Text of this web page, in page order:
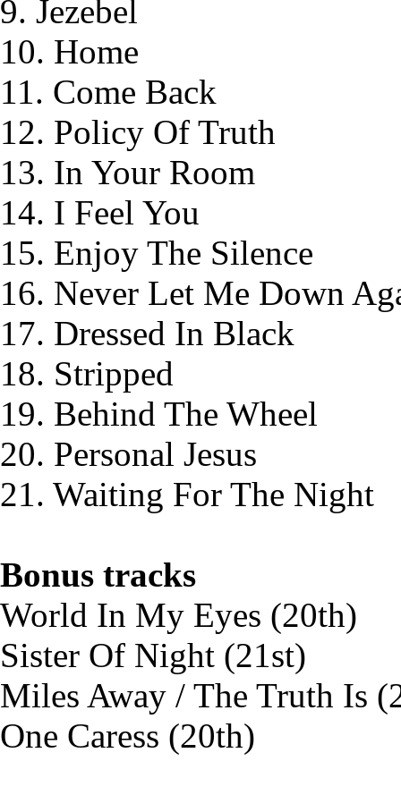
9. Jezebel
10. Home
11. Come Back
12. Policy Of Truth
13. In Your Room
14. I Feel You
15. Enjoy The Silence
16. Never Let Me Down
17. Dressed In Black
18. Stripped
19. Behind The Wheel
20. Personal Jesus
21. Waiting For The Night
Bonus tracks
World In My Eyes (20th)
Sister Of Night (21st)
Miles Away / The Truth Is
One Caress (20th)